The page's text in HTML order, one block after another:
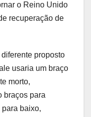
o Reino Unido
recuperação de
proposto
usaria um braço
morto,
braços para
para baixo,